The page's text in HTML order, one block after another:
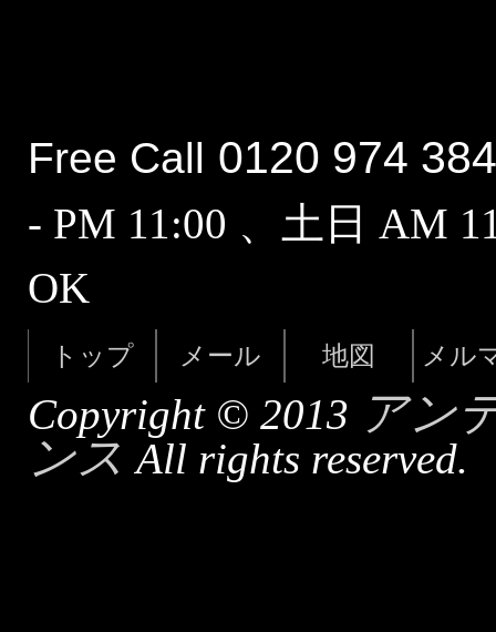
Free Call 0120 974 384
- PM 11:00 、土日 AM
OK
トップ メール 地図 メル
Copyright © 2013 アン
ンス All rights reserved.